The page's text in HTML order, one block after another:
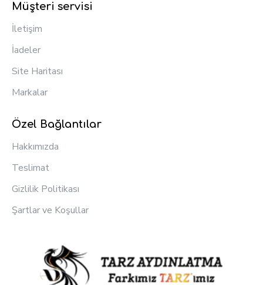
Müşteri servisi
İletişim
İadeler
Site Haritası
Markalar
Özel Bağlantılar
Hakkımızda
Teslimat
Gizlilik Politikası
Şartlar ve Koşullar